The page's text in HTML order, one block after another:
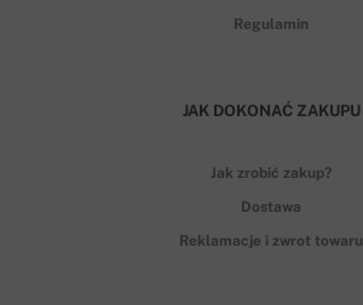
Regulamin
JAK DOKONAĆ ZAKUPU
Jak zrobić zakup?
Dostawa
Reklamacje i zwrot towaru